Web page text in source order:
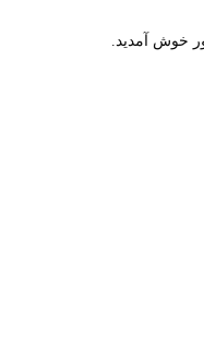
خوش آمدید.